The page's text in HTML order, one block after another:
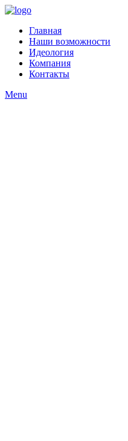
Главная
Наши возможности
Идеология
Компания
Контакты
Menu